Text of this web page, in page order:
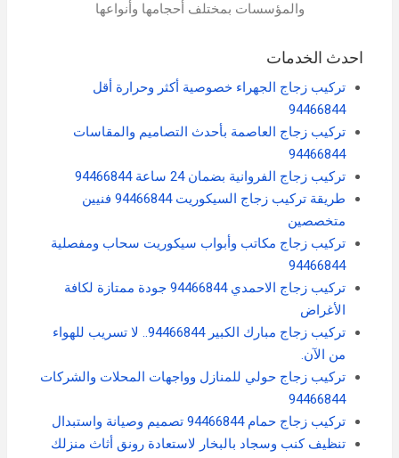
والمؤسسات بمختلف أحجامها وأنواعها
احدث الخدمات
تركيب زجاج الجهراء​ خصوصية أكثر وحرارة أقل
94466844
تركيب زجاج العاصمة بأحدث التصاميم والمقاسات
94466844
تركيب زجاج الفروانية بضمان 24 ساعة​ 94466844
طريقة تركيب زجاج السيكوريت ​94466844 فنيين
متخصصين
تركيب زجاج مكاتب وأبواب سيكوريت سحاب ومفصلية
94466844
تركيب زجاج الاحمدي​ 94466844 جودة ممتازة لكافة
الأغراض
تركيب زجاج مبارك الكبير 94466844.. لا تسريب للهواء
من الآن.
تركيب زجاج حولي​ للمنازل وواجهات المحلات والشركات
94466844
تركيب زجاج حمام 94466844 تصميم وصيانة واستبدال
تنظيف كنب وسجاد بالبخار لاستعادة رونق أثاث منزلك